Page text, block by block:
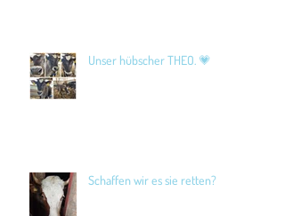
Unser hübscher THEO. 💗
Schaffen wir es sie retten?